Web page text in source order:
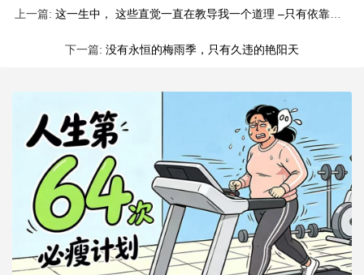
上一篇: 这一生中， 这些直觉一直在教导我一个道理 –只有依靠自己，胜算才更大。
下一篇: 没有永恒的梅雨季，只有久违的艳阳天